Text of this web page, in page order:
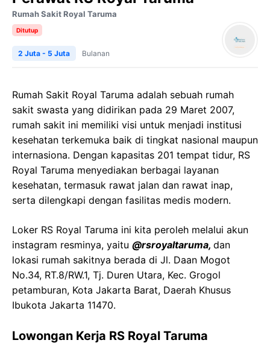
Rumah Sakit Royal Taruma
Ditutup
2 Juta - 5 Juta Bulanan
Rumah Sakit Royal Taruma adalah sebuah rumah
sakit swasta yang didirikan pada 29 Maret 2007,
rumah sakit ini memiliki visi untuk menjadi institusi
kesehatan terkemuka baik di tingkat nasional maupun
internasiona. Dengan kapasitas 201 tempat tidur, RS
Royal Taruma menyediakan berbagai layanan
kesehatan, termasuk rawat jalan dan rawat inap,
serta dilengkapi dengan fasilitas medis modern.
Loker RS Royal Taruma ini kita peroleh melalui akun
instagram resminya, yaitu @rsroyaltaruma, dan
lokasi rumah sakitnya berada di Jl. Daan Mogot
No.34, RT.8/RW.1, Tj. Duren Utara, Kec. Grogol
petamburan, Kota Jakarta Barat, Daerah Khusus
Ibukota Jakarta 11470.
Lowongan Kerja RS Royal Taruma